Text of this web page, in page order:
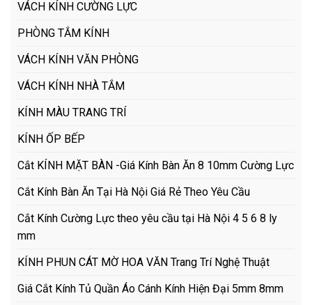
VÁCH KÍNH CƯỜNG LỰC
PHÒNG TẮM KÍNH
VÁCH KÍNH VĂN PHÒNG
VÁCH KÍNH NHÀ TẮM
KÍNH MÀU TRANG TRÍ
KÍNH ỐP BẾP
Cắt KÍNH MẶT BÀN -Giá Kính Bàn Ăn 8 10mm Cường Lực
Cắt Kính Bàn Ăn Tại Hà Nội Giá Rẻ Theo Yêu Cầu
Cắt Kính Cường Lực theo yêu cầu tại Hà Nội 4 5 6 8 ly
mm
KÍNH PHUN CÁT MỜ HOA VĂN Trang Trí Nghệ Thuật
Giá Cắt Kính Tủ Quần Áo Cánh Kính Hiện Đại 5mm 8mm